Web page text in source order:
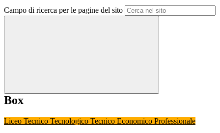
Campo di ricerca per le pagine del sito
Box
Liceo Tecnico Tecnologico Tecnico Economico Professionale